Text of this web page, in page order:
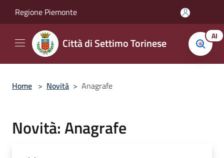
Regione Piemonte
Città di Settimo Torinese AI
Home > Novità > Anagrafe
Novità: Anagrafe